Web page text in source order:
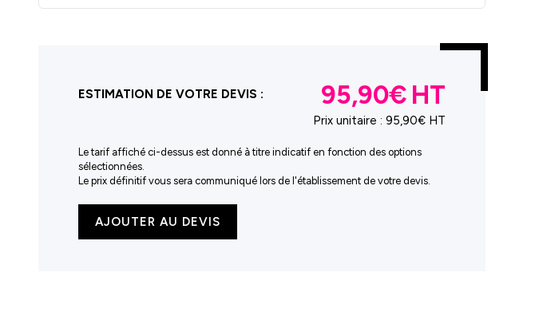
ESTIMATION DE VOTRE DEVIS : 95,90€
Prix unitaire : 95,90€ HT
Le tarif affiché ci-dessus est donné à titre indicatif en fonction des options
sélectionnées.
Le prix définitif vous sera communiqué lors de l'établissement de votre devis.
quantité
AJOUTER AU DEVIS